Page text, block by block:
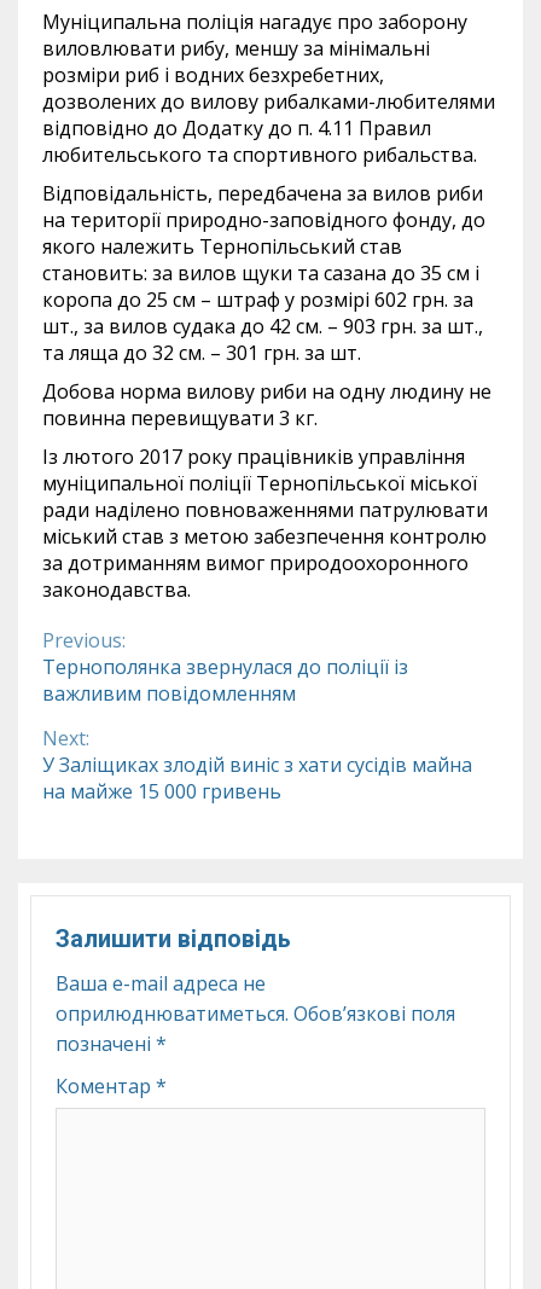
Муніципальна поліція нагадує про заборону
виловлювати рибу, меншу за мінімальні
розміри риб і водних безхребетних,
дозволених до вилову рибалками-любителями
відповідно до Додатку до п. 4.11 Правил
любительського та спортивного рибальства.
Відповідальність, передбачена за вилов риби
на території природно-заповідного фонду, до
якого належить Тернопільський став
становить: за вилов щуки та сазана до 35 см і
коропа до 25 см – штраф у розмірі 602 грн. за
шт., за вилов судака до 42 см. – 903 грн. за шт.,
та ляща до 32 см. – 301 грн. за шт.
Добова норма вилову риби на одну людину не
повинна перевищувати 3 кг.
Із лютого 2017 року працівників управління
муніципальної поліції Тернопільської міської
ради наділено повноваженнями патрулювати
міський став з метою забезпечення контролю
за дотриманням вимог природоохоронного
законодавства.
Continue
Reading
Previous:
Тернополянка звернулася до поліції із
важливим повідомленням
Next:
У Заліщиках злодій виніс з хати сусідів майна
на майже 15 000 гривень
Залишити відповідь
Ваша e-mail адреса не
оприлюднюватиметься. Обов’язкові поля
позначені *
Коментар *